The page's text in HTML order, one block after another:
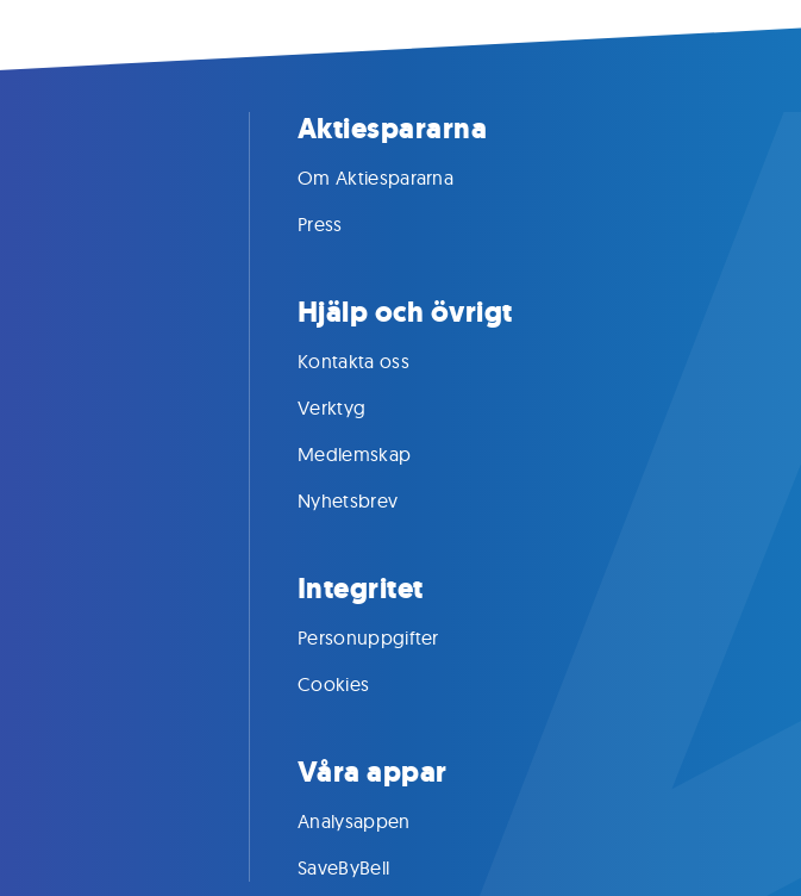
Aktiespararna
Om Aktiespararna
Press
Hjälp och övrigt
Kontakta oss
Verktyg
Medlemskap
Nyhetsbrev
Integritet
Personuppgifter
Cookies
Våra appar
Analysappen
SaveByBell